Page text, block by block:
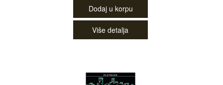
Dodaj u korpu
Više detalja